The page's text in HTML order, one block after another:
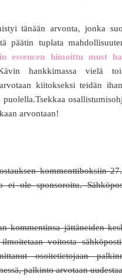
tänään arvonta, jonka
päätin tuplata
essencen himoittu must
hankkimassa vielä
kiitokseksi teidän
arvontaan!
kommenttiboksiin
ei ole sponsoroitu.
kommentinsa jättäneiden
voitosta
osoitetietojaan
palkinto arvotaan